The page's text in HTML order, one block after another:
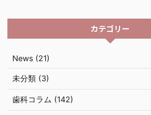
カテゴリー
News (21)
未分類 (3)
歯科コラム (142)